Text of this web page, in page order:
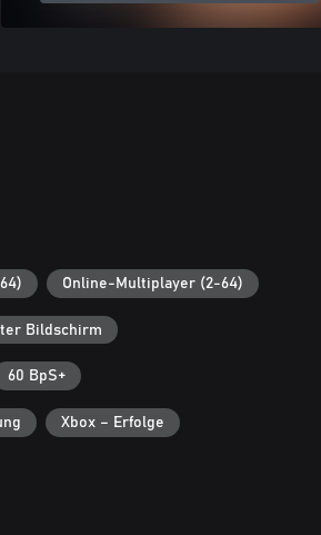
Online-Multiplayer (2-64)
Bildschirm
60 BpS+
Xbox – Erfolge